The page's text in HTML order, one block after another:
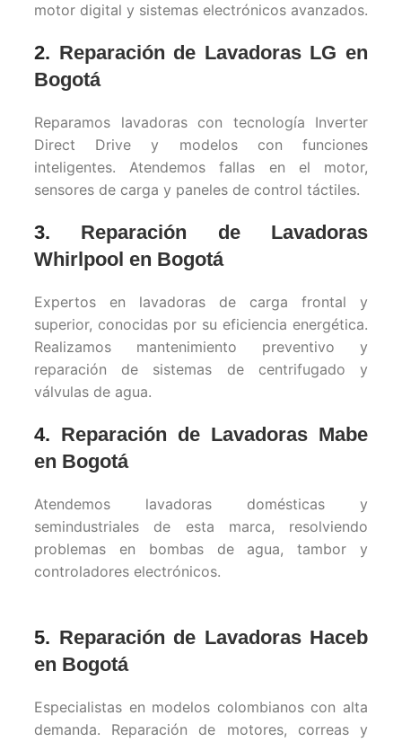
motor digital y sistemas electrónicos avanzados.
2. Reparación de Lavadoras LG en
Bogotá
Reparamos lavadoras con tecnología Inverter
Direct Drive y modelos con funciones
inteligentes. Atendemos fallas en el motor,
sensores de carga y paneles de control táctiles.
3. Reparación de Lavadoras
Whirlpool en Bogotá
Expertos en lavadoras de carga frontal y
superior, conocidas por su eficiencia energética.
Realizamos mantenimiento preventivo y
reparación de sistemas de centrifugado y
válvulas de agua.
4. Reparación de Lavadoras Mabe
en Bogotá
Atendemos lavadoras domésticas y
semindustriales de esta marca, resolviendo
problemas en bombas de agua, tambor y
controladores electrónicos.
5. Reparación de Lavadoras Haceb
en Bogotá
Especialistas en modelos colombianos con alta
demanda. Reparación de motores, correas y